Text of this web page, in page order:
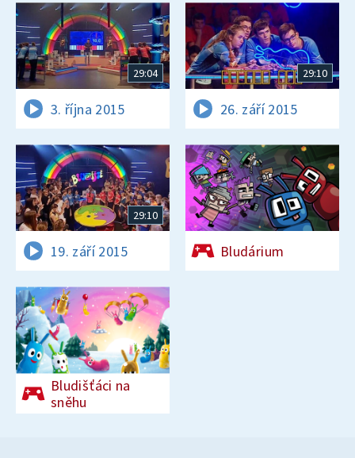
29:04
3. října 2015
29:10
26. září 2015
29:10
19. září 2015 Bludárium
Bludišťáci na
sněhu